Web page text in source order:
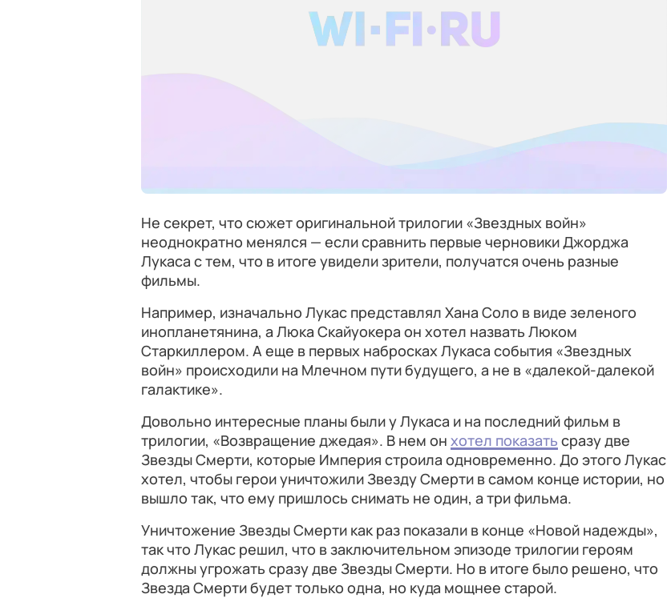
Не секрет, что сюжет оригинальной трилогии «Звездных войн»
неоднократно менялся — если сравнить первые черновики Джорджа
Лукаса с тем, что в итоге увидели зрители, получатся очень разные
фильмы.
Например, изначально Лукас представлял Хана Соло в виде зеленого
инопланетянина, а Люка Скайуокера он хотел назвать Люком
Старкиллером. А еще в первых набросках Лукаса события «Звездных
войн» происходили на Млечном пути будущего, а не в «далекой-далекой
галактике».
Довольно интересные планы были у Лукаса и на последний фильм в
трилогии, «Возвращение джедая». В нем он хотел показать сразу две
Звезды Смерти, которые Империя строила одновременно. До этого Лукас
хотел, чтобы герои уничтожили Звезду Смерти в самом конце истории, но
вышло так, что ему пришлось снимать не один, а три фильма.
Уничтожение Звезды Смерти как раз показали в конце «Новой надежды»,
так что Лукас решил, что в заключительном эпизоде трилогии героям
должны угрожать сразу две Звезды Смерти. Но в итоге было решено, что
Звезда Смерти будет только одна, но куда мощнее старой.